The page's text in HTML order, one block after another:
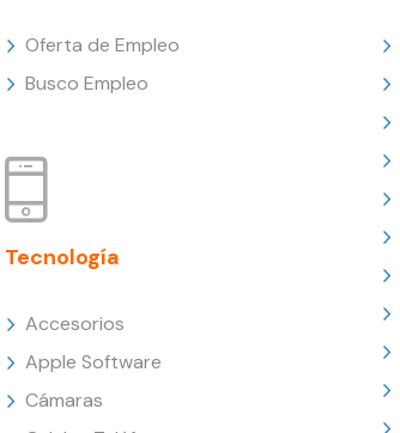
Oferta de Empleo
Busco Empleo
Tecnología
Accesorios
Apple Software
Cámaras